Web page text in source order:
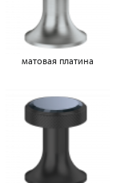
матовая платина